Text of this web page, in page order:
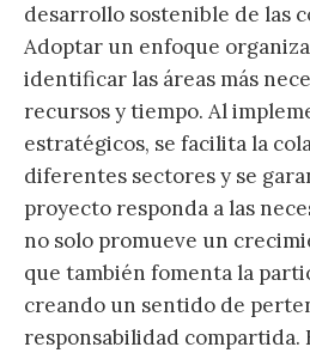
desarrollo sostenible de las
Adoptar un enfoque
identificar las áreas más
recursos y tiempo. Al
estratégicos, se facilita la
diferentes sectores y se
proyecto responda a las
no solo promueve un
que también fomenta la
creando un sentido de
responsabilidad compartida.